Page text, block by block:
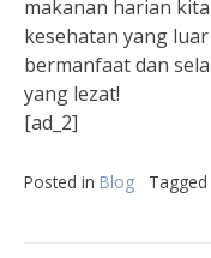
makanan harian
kesehatan yang
bermanfaat dan
yang lezat!
[ad_2]
Posted in Blog Tagged